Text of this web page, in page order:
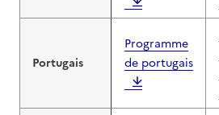
Portugais
Programme
de portugais